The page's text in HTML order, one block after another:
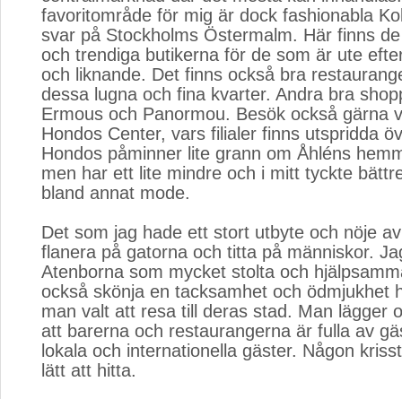
favoritområde för mig är dock fashionabla
svar på Stockholms Östermalm. Här finns
och trendiga butikerna för de som är ute
och liknande. Det finns också bra
dessa lugna och fina kvarter. Andra bra
Ermous och Panormou. Besök också gärna
Hondos Center, vars filialer finns utspridda
Hondos påminner lite grann om Åhléns
men har ett lite mindre och i mitt tyckte
bland annat mode.
Det som jag hade ett stort utbyte och nöje
flanera på gatorna och titta på människor.
Atenborna som mycket stolta och
också skönja en tacksamhet och ödmjukhet
man valt att resa till deras stad. Man lägger
att barerna och restaurangerna är fulla av
lokala och internationella gäster. Någon
lätt att hitta.